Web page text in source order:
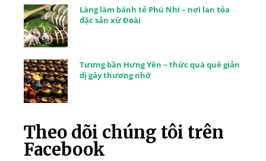
Làng làm bánh tẻ Phú Nhi – nơi lan tỏa
đặc sản xứ Đoài
Tương bần Hưng Yên – thức quà quê giản
dị gây thương nhớ
Theo dõi chúng tôi trên
Facebook